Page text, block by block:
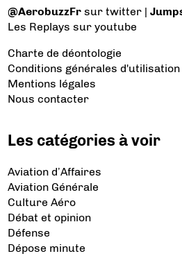
@AerobuzzFr sur twitter |
Les Replays sur youtube
Charte de déontologie
Conditions générales d'utilisation
Mentions légales
Nous contacter
Les catégories à voir
Aviation d’Affaires
Aviation Générale
Culture Aéro
Débat et opinion
Défense
Dépose minute